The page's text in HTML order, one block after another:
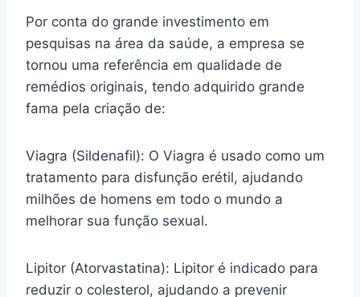
Por conta do grande investimento em
pesquisas na área da saúde, a empresa se
tornou uma referência em qualidade de
remédios originais, tendo adquirido grande
fama pela criação de:
Viagra (Sildenafil): O Viagra é usado como um
tratamento para disfunção erétil, ajudando
milhões de homens em todo o mundo a
melhorar sua função sexual.
Lipitor (Atorvastatina): Lipitor é indicado para
reduzir o colesterol, ajudando a prevenir